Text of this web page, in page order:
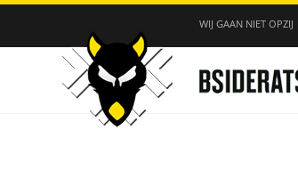
WIJ GAAN NIET OPZIJ